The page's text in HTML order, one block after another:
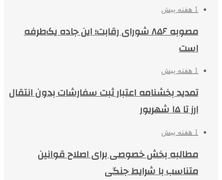
1 هفته پیش
مصوبه ۸۵۶ شورای رقابت؛ این جاده یک‌طرفه
است
1 هفته پیش
تمدید بخشنامه اعتبار ثبت سفارشات بدون انتقال
ارز تا ۱۵ شهریور
1 هفته پیش
مطالبه بخش خصوصی برای اصلاح قوانین
متناسب با شرایط جنگی